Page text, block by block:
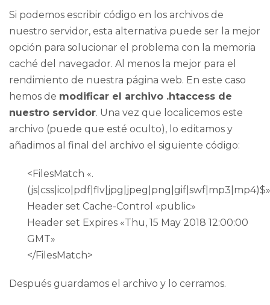
Si podemos escribir código en los archivos de
nuestro servidor, esta alternativa puede ser la mejor
opción para solucionar el problema con la memoria
caché del navegador. Al menos la mejor para el
rendimiento de nuestra página web. En este caso
hemos de modificar el archivo .htaccess de
nuestro servidor. Una vez que localicemos este
archivo (puede que esté oculto), lo editamos y
añadimos al final del archivo el siguiente código:
<FilesMatch «.
Header set Cache-Control «public»
Header set Expires «Thu, 15 May 2018 12:00:00
GMT»
</FilesMatch>
Después guardamos el archivo y lo cerramos.